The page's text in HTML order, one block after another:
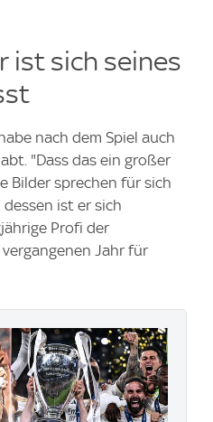
ist sich seines
nach dem Spiel auch
"Dass das ein großer
Bilder sprechen für sich
dessen ist er sich
Profi der
Jahr für